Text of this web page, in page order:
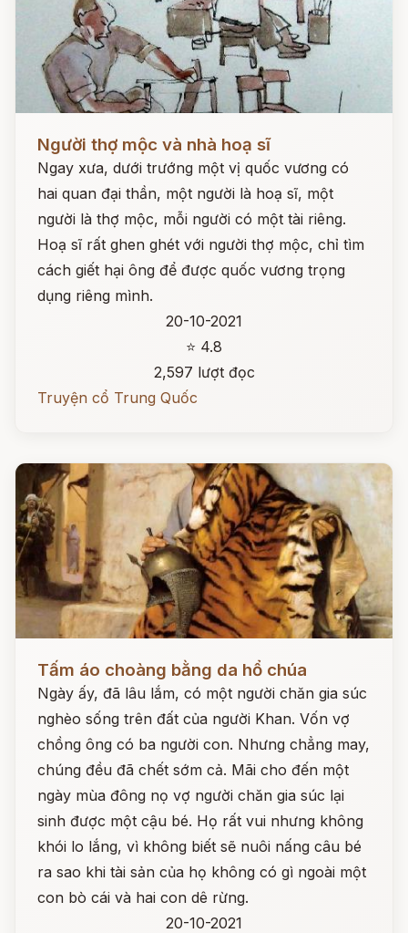
Người thợ mộc và nhà hoạ sĩ
Ngay xưa, dưới trướng một vị quốc vương có
hai quan đại thần, một người là hoạ sĩ, một
người là thợ mộc, mỗi người có một tài riêng.
Hoạ sĩ rất ghen ghét với người thợ mộc, chỉ tìm
cách giết hại ông để được quốc vương trọng
dụng riêng mình.
20-10-2021
⭐ 4.8
2,597 lượt đọc
Truyện cổ Trung Quốc
Đọc ngay
Tấm áo choàng bằng da hổ chúa
Ngày ấy, đã lâu lắm, có một người chăn gia súc
nghèo sống trên đất của người Khan. Vốn vợ
chồng ông có ba người con. Nhưng chẳng may,
chúng đều đã chết sớm cả. Mãi cho đến một
ngày mùa đông nọ vợ người chăn gia súc lại
sinh được một cậu bé. Họ rất vui nhưng không
khói lo lắng, vì không biết sẽ nuôi nấng câu bé
ra sao khi tài sản của họ không có gì ngoài một
con bò cái và hai con dê rừng.
20-10-2021